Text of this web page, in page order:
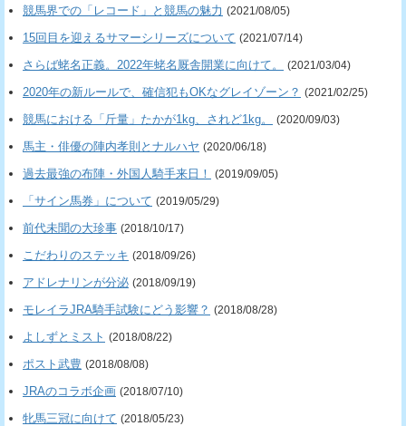
競馬界での「レコード」と競馬の魅力 (2021/08/05)
15回目を迎えるサマーシリーズについて (2021/07/14)
さらば蛯名正義。2022年蛯名厩舎開業に向けて。 (2021/03/04)
2020年の新ルールで、確信犯もOKなグレイゾーン？ (2021/02/25)
競馬における「斤量」たかが1kg、されど1kg。 (2020/09/03)
馬主・俳優の陣内孝則とナルハヤ (2020/06/18)
過去最強の布陣・外国人騎手来日！ (2019/09/05)
「サイン馬券」について (2019/05/29)
前代未聞の大珍事 (2018/10/17)
こだわりのステッキ (2018/09/26)
アドレナリンが分泌 (2018/09/19)
モレイラJRA騎手試験にどう影響？ (2018/08/28)
よしずとミスト (2018/08/22)
ポスト武豊 (2018/08/08)
JRAのコラボ企画 (2018/07/10)
牝馬三冠に向けて (2018/05/23)